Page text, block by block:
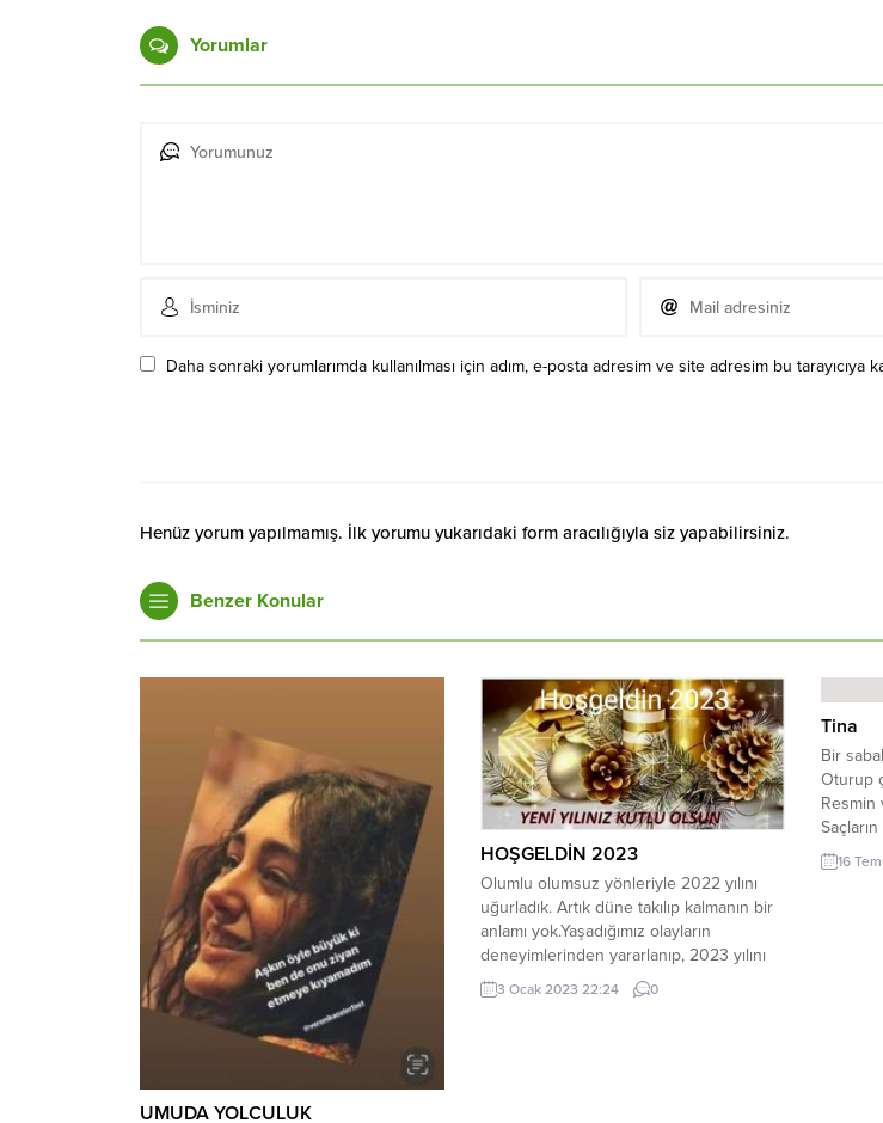
Yorumlar
Daha sonraki yorumlarımda kullanılması için adım, e-posta adresim ve site adresim bu tarayıcıya
Henüz yorum yapılmamış. İlk yorumu yukarıdaki form aracılığıyla siz yapabilirsiniz.
Benzer Konular
UMUDA YOLCULUK
HOŞGELDİN 2023
Olumlu olumsuz yönleriyle 2022 yılını
uğurladık. Artık düne takılıp kalmanın bir
anlamı yok.Yaşadığımız olayların
deneyimlerinden yararlanıp, 2023 yılını
daha olumlu ve yararlı bir biçimde
yaşamaya bakalım. Yeni yılın ülkemiz
3 Ocak 2023 22:24 0
Tina
Bir
Oturup
Resmin
16